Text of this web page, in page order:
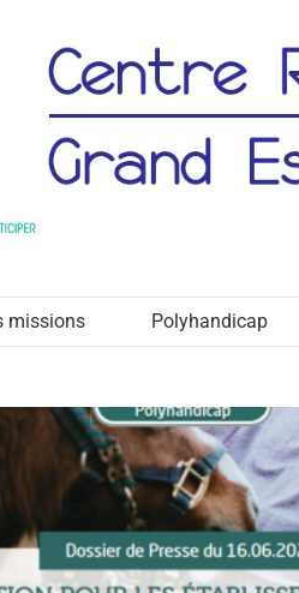
missions Polyhandicap
certification pour les